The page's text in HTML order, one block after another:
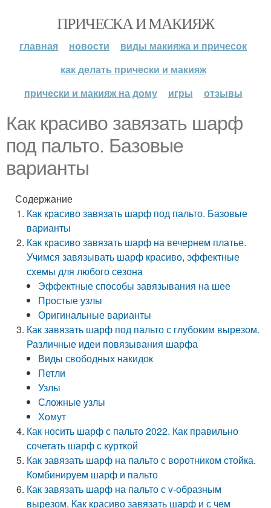
ПРИЧЕСКА И МАКИЯЖ
главная новости
виды макияжа и причесок
как делать прически и макияж
прически и макияж на дому
игры отзывы
Как красиво завязать шарф
под пальто. Базовые
варианты
Содержание
Как красиво завязать шарф под пальто. Базовые
варианты
Как красиво завязать шарф на вечернем платье.
Учимся завязывать шарф красиво, эффектные
схемы для любого сезона
Эффектные способы завязывания на шее
Простые узлы
Оригинальные варианты
Как завязать шарф под пальто с глубоким вырезом.
Различные идеи повязывания шарфа
Виды свободных накидок
Петли
Узлы
Сложные узлы
Хомут
Как носить шарф с пальто 2022. Как правильно
сочетать шарф с курткой
Как завязать шарф на пальто с воротником стойка.
Комбинируем шарф и пальто
Как завязать шарф на пальто с v-образным
вырезом. Как красиво завязать шарф и с чем